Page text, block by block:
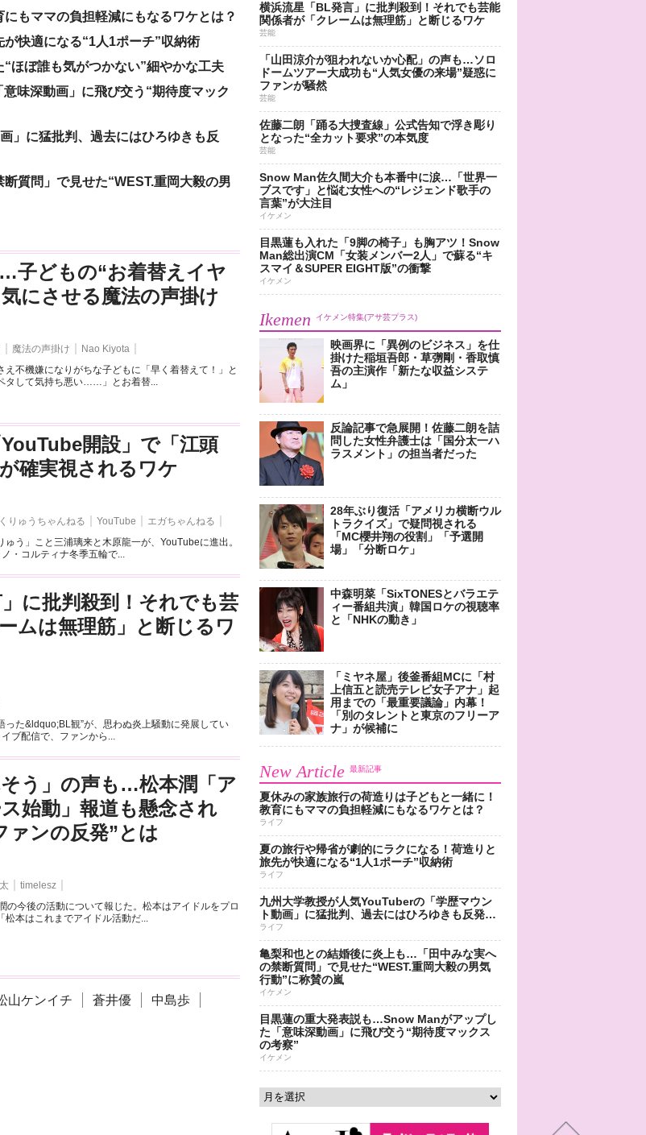
もママの負担軽減にもなるワケとは？
快適になる“1人1ポーチ”収納術
ほぼ誰も気がつかない”細やかな工夫
味深動画」に飛び交う“期待度マック
」に猛批判、過去にはひろゆきも反
質問」で見せた“WEST.重岡大毅の男
子どもの“お着替えイヤ
にさせる魔法の声掛け
魔法の声掛け
Nao Kiyota
不機嫌になりがちな子どもに「早く着替えて！」と
タして気持ち悪い……」とお着替...
開設」で「江頭
確実視されるワケ
りゅうちゃんねる YouTube
エガちゃんねる
う」こと三浦璃来と木原龍一が、YouTubeに進出。
・コルティナ冬季五輪で...
に批判殺到！それでも芸
ムは無理筋」と断じるワ
た&ldquo;BL観”が、思わぬ炎上騒動に発展してい
ブ配信で、ファンから...
そう」の声も…松本潤「ア
始動」報道も懸念され
ァンの反発”とは
timelesz
の今後の活動について報じた。松本はアイドルをプロ
松本はこれまでアイドル活動だ...
山ケンイチ 蒼井優
中島歩
横浜流星「BL発言」に批判殺到！それでも芸能
関係者が「クレームは無理筋」と断じるワケ
芸能
「山田涼介が狙われないか心配」の声も…ソロ
ドームツアー大成功も“人気女優の来場”疑惑に
ファンが騒然
芸能
佐藤二朗「踊る大捜査線」公式告知で浮き彫り
となった“全カット要求”の本気度
芸能
Snow Man佐久間大介も本番中に涙…「世界一
ブスです」と悩む女性への“レジェンド歌手の
言葉”が大注目
イケメン
目黒蓮も入れた「9脚の椅子」も胸アツ！Snow
Man総出演CM「女装メンバー2人」で蘇る“キ
スマイ＆SUPER EIGHT版”の衝撃
イケメン
Ikemen イケメン特集(アサ芸プラス)
映画界に「異例のビジネス」を仕
掛けた稲垣吾郎・草彅剛・香取慎
吾の主演作「新たな収益システ
ム」
反論記事で急展開！佐藤二朗を詰
問した女性弁護士は「国分太一ハ
ラスメント」の担当者だった
28年ぶり復活「アメリカ横断ウル
トラクイズ」で疑問視される
「MC櫻井翔の役割」「予選開
場」「分断ロケ」
中森明菜「SixTONESとバラエテ
ィー番組共演」韓国ロケの視聴率
と「NHKの動き」
「ミヤネ屋」後釜番組MCに「村
上信五と読売テレビ女子アナ」起
用までの「最重要議論」内幕！
「別のタレントと東京のフリーア
ナ」が候補に
New Article 最新記事
夏休みの家族旅行の荷造りは子どもと一緒に！
教育にもママの負担軽減にもなるワケとは？
ライフ
夏の旅行や帰省が劇的にラクになる！荷造りと
旅先が快適になる“1人1ポーチ”収納術
ライフ
九州大学教授が人気YouTuberの「学歴マウン
ト動画」に猛批判、過去にはひろゆきも反発…
ライフ
亀梨和也との結婚後に炎上も…「田中みな実へ
の禁断質問」で見せた“WEST.重岡大毅の男気
行動”に称賛の嵐
イケメン
目黒蓮の重大発表説も…Snow Manがアップし
た「意味深動画」に飛び交う“期待度マックス
の考察”
イケメン